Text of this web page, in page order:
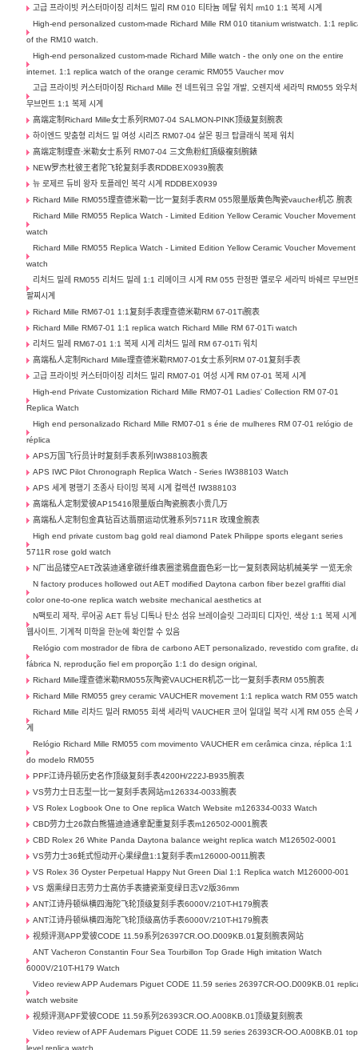
고급 프라이빗 커스터마이징 리처드 밀리 RM 010 티타늄 메탈 워치 rm10 1:1 복제 시계
High-end personalized custom-made Richard Mille RM 010 titanium wristwatch. 1:1
of the RM10 watch.
High-end personalized custom-made Richard Mille watch - the only one on the entire
internet. 1:1 replica watch of the orange ceramic RM055 Vaucher mov
고급 프라이빗 커스터마이징 Richard Mille 전 네트워크 유일 개발, 오렌지색 세라믹 RM055 와우처
무브먼트 1:1 복제 시계
高端定制Richard Mille女士系列RM07-04 SALMON-PINK顶级复刻腕表
하이엔드 맞춤형 리처드 밀 여성 시리즈 RM07-04 살몬 핑크 탑클래식 복제 워치
高端定制理查·米勒女士系列 RM07-04 三文魚粉紅頂級複刻腕錶
NEW罗杰杜彼王者陀飞轮复刻手表RDDBEX0939腕表
뉴 로제르 듀비 왕자 토플레인 복각 시계 RDDBEX0939
Richard Mille RM055理查德米勒一比一复刻手表RM 055限量版黄色陶瓷vaucher机芯 腕表
Richard Mille RM055 Replica Watch - Limited Edition Yellow Ceramic Voucher Movement
watch
Richard Mille RM055 Replica Watch - Limited Edition Yellow Ceramic Voucher Movement
watch
리처드 밀레 RM055 리처드 밀레 1:1 리메이크 시계 RM 055 한정판 옐로우 세라믹 바쉐르 무브먼
팔찌시계
Richard Mille RM67-01 1:1复刻手表理查德米勒RM 67-01Ti腕表
Richard Mille RM67-01 1:1 replica watch Richard Mille RM 67-01Ti watch
리처드 밀레 RM67-01 1:1 복제 시계 리처드 밀레 RM 67-01Ti 워치
高端私人定制Richard Mille理查德米勒RM07-01女士系列RM 07-01复刻手表
고급 프라이빗 커스터마이징 리처드 밀리 RM07-01 여성 시계 RM 07-01 복제 시계
High-end Private Customization Richard Mille RM07-01 Ladies' Collection RM 07-01
Replica Watch
High end personalizado Richard Mille RM07-01 s érie de mulheres RM 07-01 relógio de
réplica
APS万国飞行员计时复刻手表系列IW388103腕表
APS IWC Pilot Chronograph Replica Watch - Series IW388103 Watch
APS 세계 평행기 조종사 타이밍 복제 시계 컬렉션 IW388103
高端私人定制爱彼AP15416限量版白陶瓷腕表小贵几万
高端私人定制包金真钻百达翡丽运动优雅系列5711R 玫瑰金腕表
High end private custom bag gold real diamond Patek Philippe sports elegant series
5711R rose gold watch
N厂出品镂空AET改装迪通拿碳纤维表圈塗鴉盘面色彩一比一复刻表网站机械美学 一览无余
N factory produces hollowed out AET modified Daytona carbon fiber bezel graffiti dial
color one-to-one replica watch website mechanical aesthetics at
N팩토리 제작, 루어공 AET 튜닝 디톡나 탄소 섬유 브레이슬릿 그라피티 디자인, 색상 1:1 복제 시계
웹사이트, 기계적 미학을 한눈에 확인할 수 있음
Relógio com mostrador de fibra de carbono AET personalizado, revestido com grafite,
fábrica N, reprodução fiel em proporção 1:1 do design original,
Richard Mille理查德米勒RM055灰陶瓷VAUCHER机芯一比一复刻手表RM 055腕表
Richard Mille RM055 grey ceramic VAUCHER movement 1:1 replica watch RM 055 watch
Richard Mille 리차드 밀러 RM055 회색 세라믹 VAUCHER 코어 일대일 복각 시계 RM 055 손목
계
Relógio Richard Mille RM055 com movimento VAUCHER em cerâmica cinza, réplica 1:1
do modelo RM055
PPF江诗丹顿历史名作顶级复刻手表4200H/222J-B935腕表
VS劳力士日志型一比一复刻手表网站m126334-0033腕表
VS Rolex Logbook One to One replica Watch Website m126334-0033 Watch
CBD劳力士26款白熊猫迪迪通拿配重复刻手表m126502-0001腕表
CBD Rolex 26 White Panda Daytona balance weight replica watch M126502-0001
VS劳力士36蚝式恒动开心果绿盘1:1复刻手表m126000-0011腕表
VS Rolex 36 Oyster Perpetual Happy Nut Green Dial 1:1 Replica watch M126000-001
VS 烟熏绿日志劳力士高仿手表搪瓷渐变绿日志V2版36mm
ANT江诗丹顿纵横四海陀飞轮顶级复刻手表6000V/210T-H179腕表
ANT江诗丹顿纵横四海陀飞轮顶级高仿手表6000V/210T-H179腕表
视频评测APP爱彼CODE 11.59系列26397CR.OO.D009KB.01复刻腕表网站
ANT Vacheron Constantin Four Sea Tourbillon Top Grade High imitation Watch
6000V/210T-H179 Watch
Video review APP Audemars Piguet CODE 11.59 series 26397CR-OO.D009KB.01
watch website
视频评测APF爱彼CODE 11.59系列26393CR.OO.A008KB.01顶级复刻腕表
Video review of APF Audemars Piguet CODE 11.59 series 26393CR-OO.A008KB.01
level replica watch